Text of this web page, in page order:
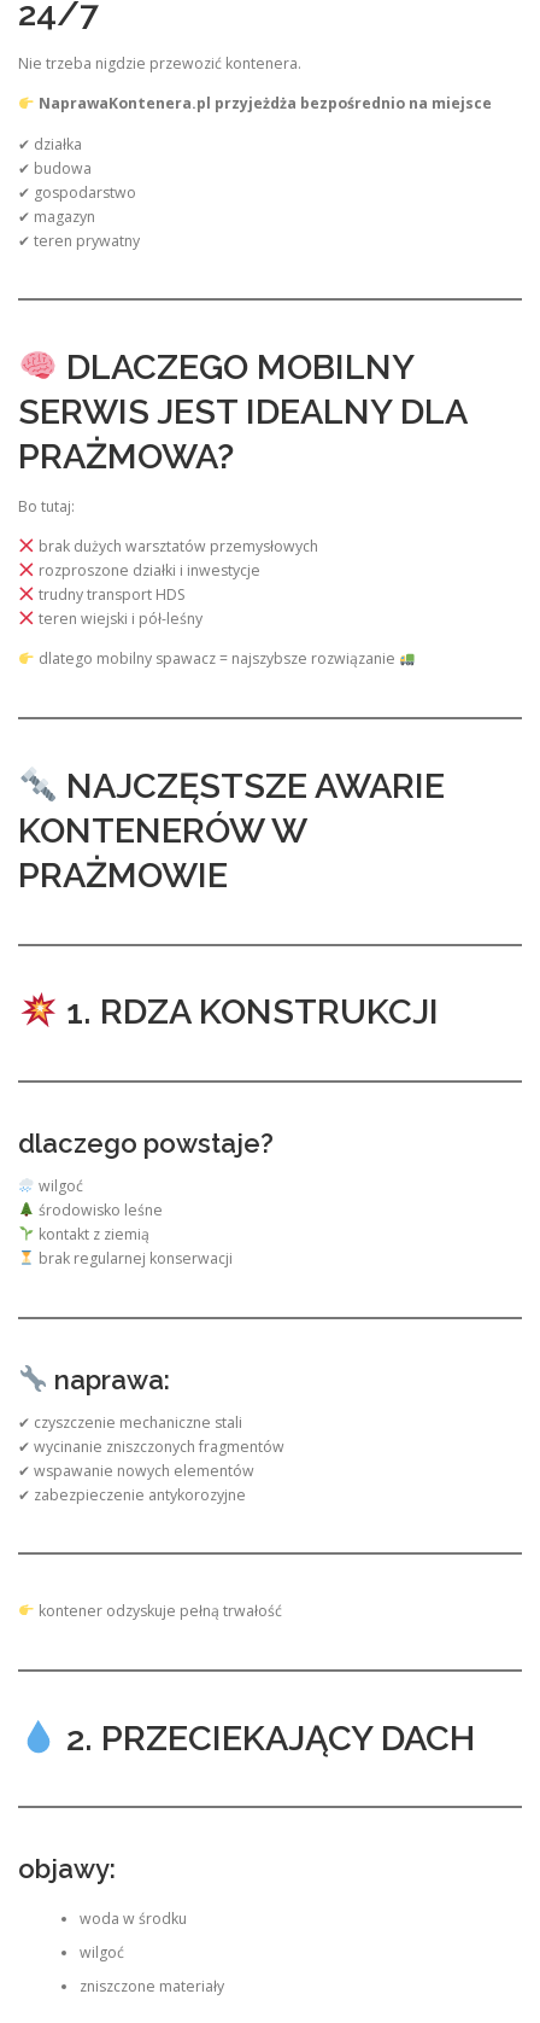
24/7
Nie trzeba nigdzie przewozić kontenera.
NaprawaKontenera.pl przyjeżdża bezpośrednio na miejsce
✔ działka
✔ budowa
✔ gospodarstwo
✔ magazyn
✔ teren prywatny
DLACZEGO MOBILNY
SERWIS JEST IDEALNY DLA
PRAŻMOWA?
Bo tutaj:
brak dużych warsztatów przemysłowych
rozproszone działki i inwestycje
trudny transport HDS
teren wiejski i pół-leśny
dlatego mobilny spawacz = najszybsze rozwiązanie
NAJCZĘSTSZE AWARIE
KONTENERÓW W
PRAŻMOWIE
1. RDZA KONSTRUKCJI
dlaczego powstaje?
wilgoć
środowisko leśne
kontakt z ziemią
brak regularnej konserwacji
naprawa:
✔ czyszczenie mechaniczne stali
✔ wycinanie zniszczonych fragmentów
✔ wspawanie nowych elementów
✔ zabezpieczenie antykorozyjne
kontener odzyskuje pełną trwałość
2. PRZECIEKAJĄCY DACH
objawy:
woda w środku
wilgoć
zniszczone materiały